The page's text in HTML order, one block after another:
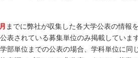
までに弊社が収集した各大学公表の情報
表されている募集単位のみ掲載しています
部単位までの公表の場合、学科単位に同